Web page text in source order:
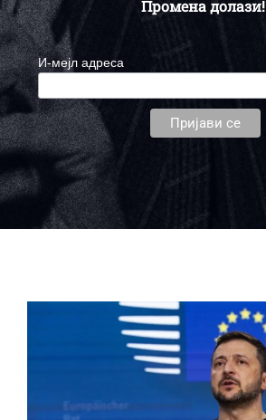
Промена долази!
И-мејл адреса